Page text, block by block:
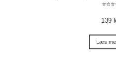
139
Læs